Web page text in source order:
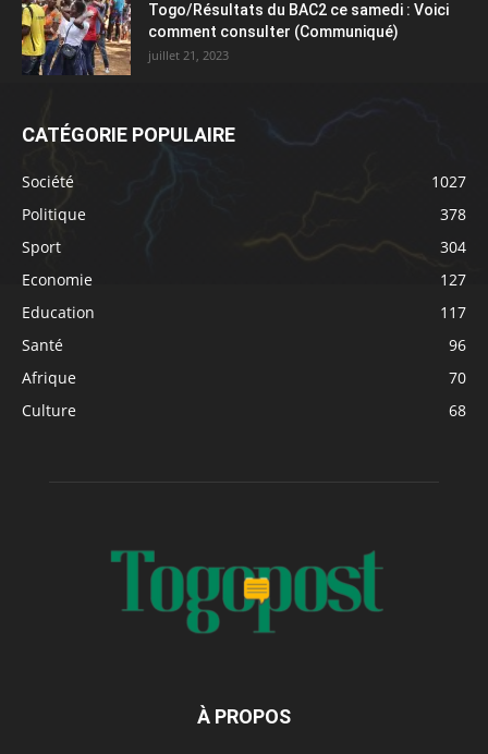
Togo/Résultats du BAC2 ce samedi : Voici
comment consulter (Communiqué)
juillet 21, 2023
CATÉGORIE POPULAIRE
Société
1027
Politique
378
Sport
304
Economie
127
Education
117
Santé
96
Afrique
70
Culture
68
À PROPOS